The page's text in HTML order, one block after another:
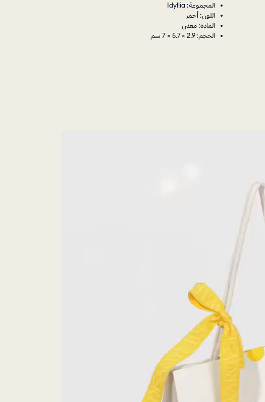
المجموعة: Idyllia
اللون: أحمر
المادة: معدن
الحجم: 2.9 × 5.7 × 7 سم